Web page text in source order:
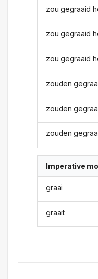
zou gegraaid
zou gegraaid
zou gegraaid
zouden
zouden
zouden
Imperative
graai
graait